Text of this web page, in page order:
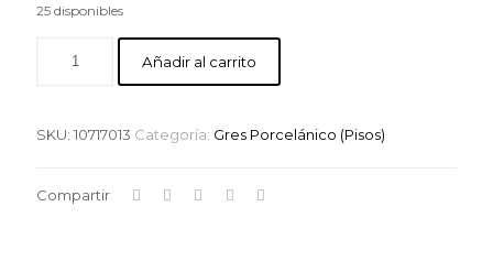
25 disponibles
Añadir al carrito
SKU: 10717013 Categoría: Gres Porcelánico (Pisos)
Compartir